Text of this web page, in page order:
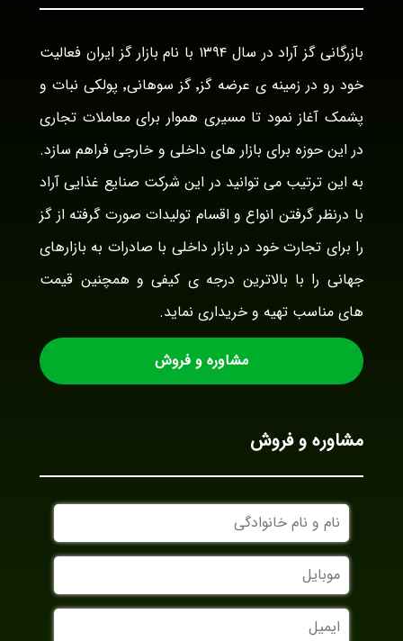
بازرگانی گز آراد در سال ۱۳۹۴ با نام بازار گز ایران فعالیت
خود رو در زمینه ی عرضه گز٬ گز سوهانی٬ پولکی نبات و
پشمک آغاز نمود تا مسیری هموار برای معاملات تجاری
در این حوزه برای بازار های داخلی و خارجی فراهم سازد.
به این ترتیب می توانید در این شرکت صنایع غذایی آراد
با درنظر گرفتن انواع و اقسام تولیدات صورت گرفته از گز
را برای تجارت خود در بازار داخلی با صادرات به بازارهای
جهانی را با بالاترین درجه ی کیفی و همچنین قیمت
های مناسب تهیه و خریداری نماید.
مشاوره و فروش
مشاوره و فروش
نام
و
نام
خانوادگی
موبایل
ایمیل